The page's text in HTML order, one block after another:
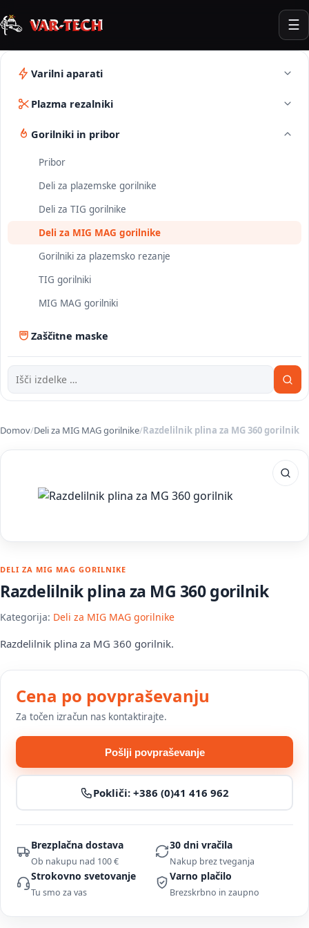
☰
Varilni aparati
Plazma rezalniki
Gorilniki in pribor
Pribor
Deli za plazemske gorilnike
Deli za TIG gorilnike
Deli za MIG MAG gorilnike
Gorilniki za plazemsko rezanje
TIG gorilniki
MIG MAG gorilniki
Zaščitne maske
Domov/Deli za MIG MAG gorilnike/Razdelilnik plina za MG 360 gorilnik
DELI ZA MIG MAG GORILNIKE
Razdelilnik plina za MG 360 gorilnik
Kategorija: Deli za MIG MAG gorilnike
Razdelilnik plina za MG 360 gorilnik.
Cena po povpraševanju
Za točen izračun nas kontaktirajte.
Pošlji povpraševanje
Pokliči: +386 (0)41 416 962
Brezplačna dostava
Ob nakupu nad 100 €
30 dni vračila
Nakup brez tveganja
Strokovno svetovanje
Tu smo za vas
Varno plačilo
Brezskrbno in zaupno